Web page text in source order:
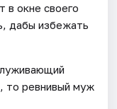
в окне своего
дабы избежать
то ревнивый муж